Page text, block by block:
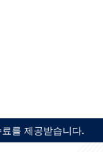
를 제공받습니다.